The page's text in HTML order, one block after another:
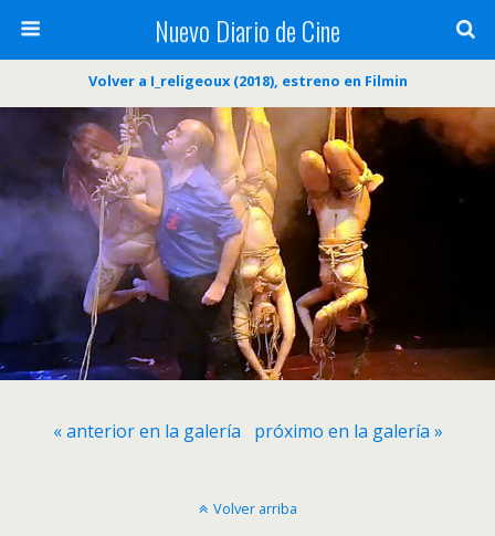
Nuevo Diario de Cine
Volver a I_religeoux (2018), estreno en Filmin
« anterior en la galería próximo en la galería »
Volver arriba